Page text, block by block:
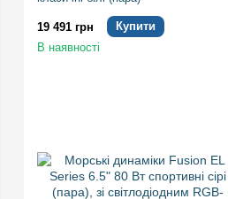
19 491 грн
Купити
В наявності